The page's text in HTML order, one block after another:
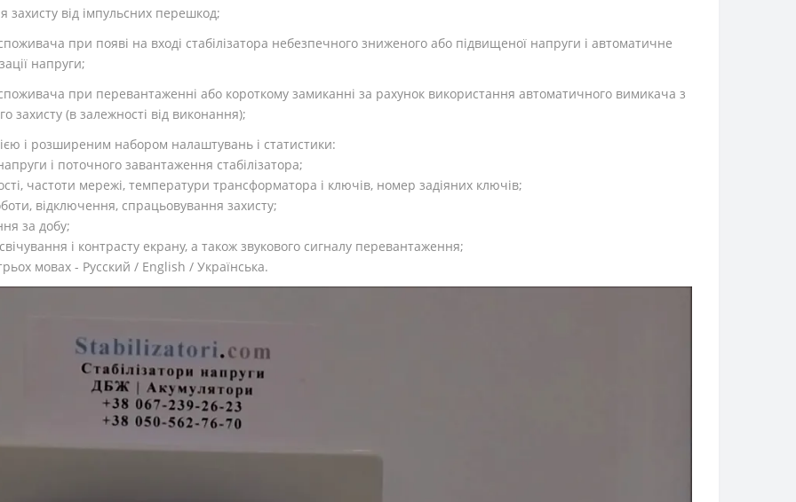
захисту від імпульсних перешкод;
при появі на вході стабілізатора небезпечного зниженого або підвищеної напруги і автоматичне
напруги;
при перевантаженні або короткому замиканні за рахунок використання автоматичного вимикача з
захисту (в залежності від виконання);
і розширеним набором налаштувань і статистики:
і поточного завантаження стабілізатора;
частоти мережі, температури трансформатора і ключів, номер задіяних ключів;
відключення, спрацьовування захисту;
за добу;
і контрасту екрану, а також звукового сигналу перевантаження;
мовах - Русский / English / Українська.